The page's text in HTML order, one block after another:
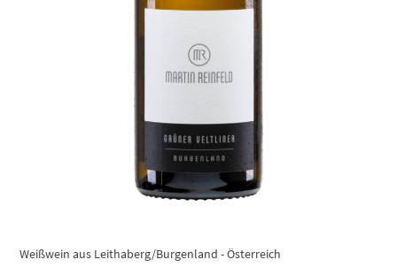
Weißwein aus Leithaberg/Burgenland - Österreich